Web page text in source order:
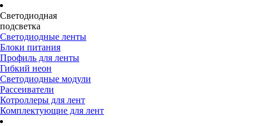
Светодиодная
подсветка
Светодиодные ленты
Блоки питания
Профиль для ленты
Гибкий неон
Светодиодные модули
Рассеиватели
Котроллеры для лент
Комплектующие для лент